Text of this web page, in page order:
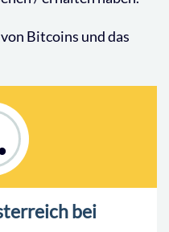
Bitcoins und das
bei